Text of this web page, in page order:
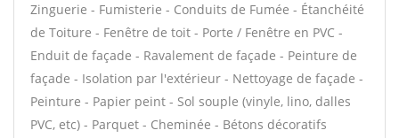
Zinguerie - Fumisterie - Conduits de Fumée - Étanchéité
de Toiture - Fenêtre de toit - Porte / Fenêtre en PVC -
Enduit de façade - Ravalement de façade - Peinture de
façade - Isolation par l'extérieur - Nettoyage de façade -
Peinture - Papier peint - Sol souple (vinyle, lino, dalles
PVC, etc) - Parquet - Cheminée - Bétons décoratifs